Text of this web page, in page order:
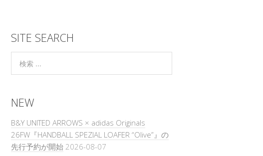
SITE SEARCH
NEW
B&Y UNITED ARROWS × adidas Originals
26FW『HANDBALL SPEZIAL LOAFER “Olive”』の
先行予約が開始 2026-08-07